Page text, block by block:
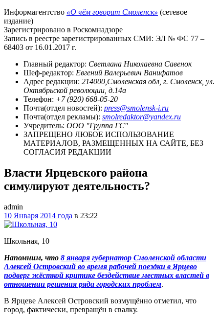
Информагентство «О чём говорит Смоленск» (сетевое
издание)
Зарегистрировано в Роскомнадзоре
Запись в реестре зарегистрированных СМИ: ЭЛ № ФС 77 –
68403 от 16.01.2017 г.
Главный редактор: Светлана Николаевна Савенок
Шеф-редактор: Евгений Валерьевич Ванифатов
Адрес редакции: 214000,Смоленская обл, г. Смоленск, ул.
Октябрьской революции, д.14а
Телефон: +7 (920) 668-05-20
Почта(отдел новостей): press@smolensk-i.ru
Почта(отдел рекламы): smolredaktor@yandex.ru
Учредитель: ООО "Группа ГС"
ЗАПРЕЩЕНО ЛЮБОЕ ИСПОЛЬЗОВАНИЕ
МАТЕРИАЛОВ, РАЗМЕЩЕННЫХ НА САЙТЕ, БЕЗ
СОГЛАСИЯ РЕДАКЦИИ
Власти Ярцевского района
симулируют деятельность?
admin
10 Января 2014 года в 23:22
Школьная, 10
Напомним, что 8 января губернатор Смоленской области
Алексей Островский во время рабочей поездки в Ярцево
подверг жёсткой критике бездействие местных властей в
отношении решения ряда городских проблем.
В Ярцеве Алексей Островский возмущённо отметил, что
город, фактически, превращён в свалку.